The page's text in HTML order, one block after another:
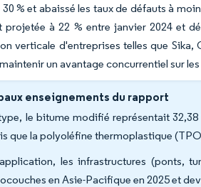
% et abaissé les taux de défauts à
projetée à 22 % entre janvier 2024 et
verticale d'entreprises telles que Sika,
un avantage concurrentiel sur
enseignements du rapport
le bitume modifié représentait
que la polyoléfine thermoplastique
les infrastructures (ponts,
en Asie-Pacifique en 2025 et